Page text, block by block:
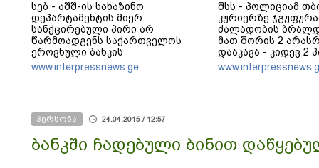
სებ - აშშ-ის სახაზინო
დეპარტამენტის მიერ
სანქცირებული პირი არ
წარმოადგენს საქართველოს
ეროვნული ბანკის
რეგულირებულ სუბიექტს
www.interpressnews.ge
შსს - პოლიციამ
კურიერზე
ძალადობის
მათ შორის 2
დააკავა - კიდევ 2
დაკავების მიზნით
ღონისძიებები
პერსონა 24.04.2015 / 12:57
ბანკში ჩადებული ბინით